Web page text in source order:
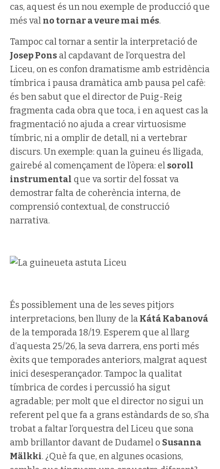
cas, aquest és un nou exemple de producció que
més val no tornar a veure mai més.
Tampoc cal tornar a sentir la interpretació de
Josep Pons al capdavant de l’orquestra del
Liceu, on es confon dramatisme amb estridència
tímbrica i pausa dramàtica amb pausa pel cafè:
és ben sabut que el director de Puig-Reig
fragmenta cada obra que toca, i en aquest cas la
fragmentació no ajuda a crear virtuosisme
tímbric, ni a omplir de detall, ni a vertebrar
discurs. Un exemple: quan la guineu és lligada,
gairebé al començament de l’òpera: el soroll
instrumental que va sortir del fossat va
demostrar falta de coherència interna, de
comprensió contextual, de construcció
narrativa.
És possiblement una de les seves pitjors
interpretacions, ben lluny de laKátá Kabanová
de la temporada 18/19. Esperem que al llarg
d’aquesta 25/26, la seva darrera, ens porti més
èxits que temporades anteriors, malgrat aquest
inici desesperançador. Tampoc la qualitat
tímbrica de cordes i percussió ha sigut
agradable; per molt que el director no sigui un
referent pel que fa a grans estàndards de so, s’ha
trobat a faltar l’orquestra del Liceu que sona
amb brillantor davant de Dudamel o Susanna
Mälkki. ¿Què fa que, en algunes ocasions,